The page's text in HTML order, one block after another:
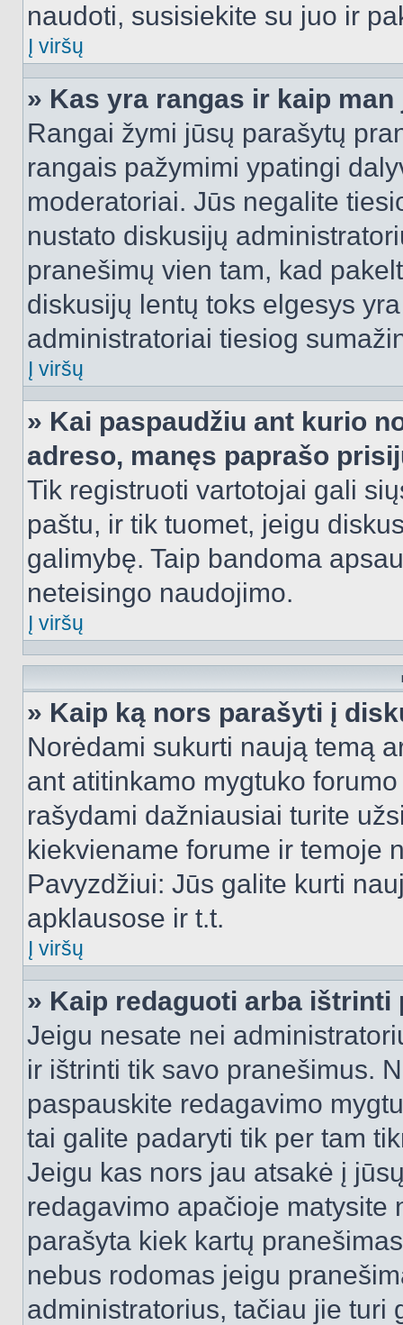
naudoti, susisiekite su juo ir
Į viršų
» Kas yra rangas ir kaip
Rangai žymi jūsų parašytų
rangais pažymimi ypatingi
moderatoriai. Jūs negalite
nustato diskusijų
pranešimų vien tam, kad
diskusijų lentų toks elgesys
administratoriai tiesiog
Į viršų
» Kai paspaudžiu ant kurio
adreso, manęs paprašo
Tik registruoti vartotojai gali
paštu, ir tik tuomet, jeigu
galimybę. Taip bandoma
neteisingo naudojimo.
Į viršų
» Kaip ką nors parašyti į
Norėdami sukurti naują temą
ant atitinkamo mygtuko
rašydami dažniausiai turite
kiekviename forume ir temoje
Pavyzdžiui: Jūs galite kurti
apklausose ir t.t.
Į viršų
» Kaip redaguoti arba ištrinti
Jeigu nesate nei
ir ištrinti tik savo pranešimus.
paspauskite redagavimo
tai galite padaryti tik per tam
Jeigu kas nors jau atsakė į
redagavimo apačioje matysite
parašyta kiek kartų
nebus rodomas jeigu
administratorius, tačiau jie turi